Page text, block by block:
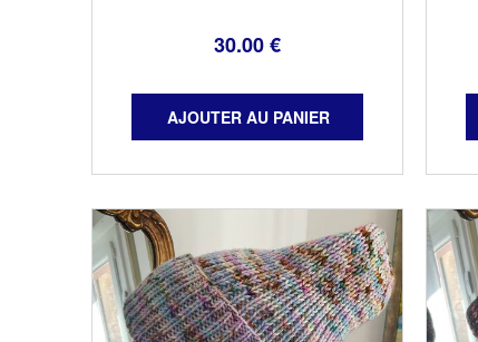
30.00€
Taille adulte 100% mérinos
Couleur rosegold Lavage à la